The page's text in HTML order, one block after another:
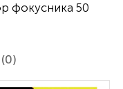
фокусника 50
(0)